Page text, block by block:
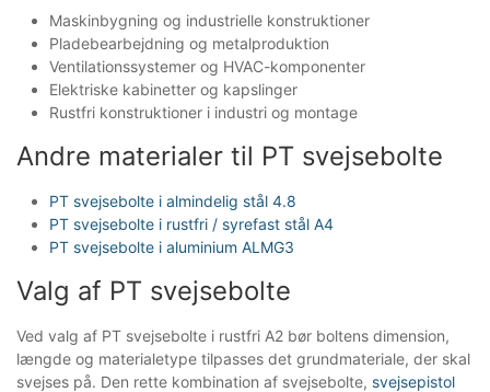
Maskinbygning og industrielle konstruktioner
Pladebearbejdning og metalproduktion
Ventilationssystemer og HVAC-komponenter
Elektriske kabinetter og kapslinger
Rustfri konstruktioner i industri og montage
Andre materialer til PT svejsebolte
PT svejsebolte i almindelig stål 4.8
PT svejsebolte i rustfri / syrefast stål A4
PT svejsebolte i aluminium ALMG3
Valg af PT svejsebolte
Ved valg af PT svejsebolte i rustfri A2 bør boltens dimension,
længde og materialetype tilpasses det grundmateriale, der skal
svejses på. Den rette kombination af svejsebolte, svejsepistol